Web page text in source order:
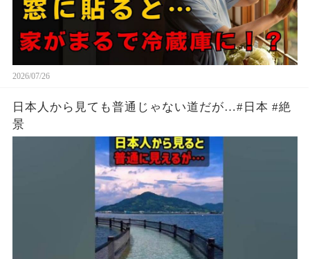
2026/07/26
日本人から見ても普通じゃない道だが…#日本 #絶
景